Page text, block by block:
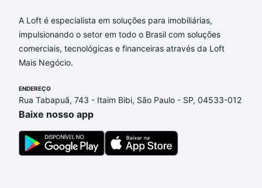
financiamento imobiliário as parcelas podem se
adequar ao seu orçamento. Se ainda tem alguma
dúvida dos custos envolvidos no processo de
compra, veja em nosso portal
o imóvel dos seus sonhos com segurança e
conforto. Loft, com você até as chaves.
A Loft é especialista em soluções para imobiliárias,
impulsionando o setor em todo o Brasil com soluções
comerciais, tecnológicas e financeiras através da Loft
Mais Negócio.
ENDEREÇO
Rua Tabapuã, 743 - Itaim Bibi, São Paulo - SP, 04533-012
Baixe nosso app